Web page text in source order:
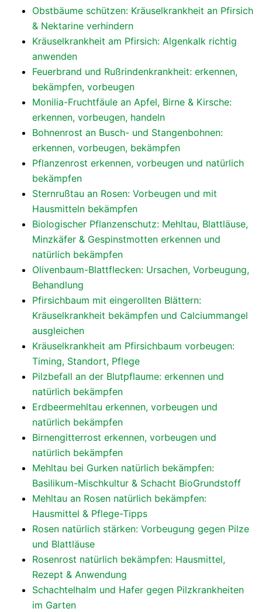
Obstbäume schützen: Kräuselkrankheit an Pfirsich
& Nektarine verhindern
Kräuselkrankheit am Pfirsich: Algenkalk richtig
anwenden
Feuerbrand und Rußrindenkrankheit: erkennen,
bekämpfen, vorbeugen
Monilia-Fruchtfäule an Apfel, Birne & Kirsche:
erkennen, vorbeugen, handeln
Bohnenrost an Busch- und Stangenbohnen:
erkennen, vorbeugen, bekämpfen
Pflanzenrost erkennen, vorbeugen und natürlich
bekämpfen
Sternrußtau an Rosen: Vorbeugen und mit
Hausmitteln bekämpfen
Biologischer Pflanzenschutz: Mehltau, Blattläuse,
Minzkäfer & Gespinstmotten erkennen und
natürlich bekämpfen
Olivenbaum-Blattflecken: Ursachen, Vorbeugung,
Behandlung
Pfirsichbaum mit eingerollten Blättern:
Kräuselkrankheit bekämpfen und Calciummangel
ausgleichen
Kräuselkrankheit am Pfirsichbaum vorbeugen:
Timing, Standort, Pflege
Pilzbefall an der Blutpflaume: erkennen und
natürlich bekämpfen
Erdbeermehltau erkennen, vorbeugen und
natürlich bekämpfen
Birnengitterrost erkennen, vorbeugen und
natürlich bekämpfen
Mehltau bei Gurken natürlich bekämpfen:
Basilikum-Mischkultur & Schacht BioGrundstoff
Mehltau an Rosen natürlich bekämpfen:
Hausmittel & Pflege-Tipps
Rosen natürlich stärken: Vorbeugung gegen Pilze
und Blattläuse
Rosenrost natürlich bekämpfen: Hausmittel,
Rezept & Anwendung
Schachtelhalm und Hafer gegen Pilzkrankheiten
im Garten